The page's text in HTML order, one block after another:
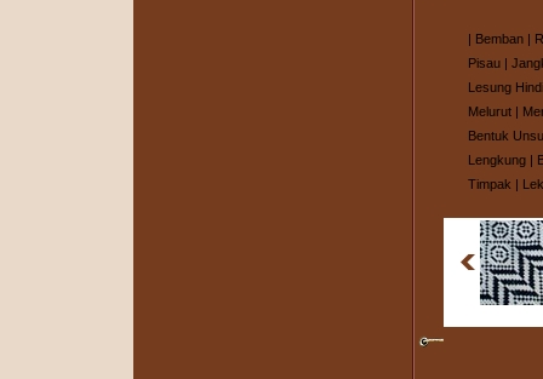
| Bemban |
Pisau |
Lesung
Melurut |
Bentuk
Lengkung |
Timpak |